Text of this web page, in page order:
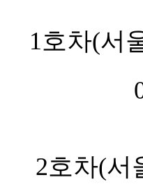
1호차(서
2호차(서